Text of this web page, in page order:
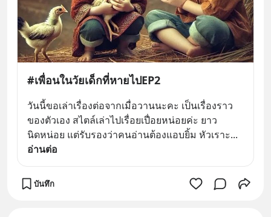
#เพื่อนในวัยเด็กที่หายไปEP2
วันนี้ขอเล่าเรื่องต่อจากเมื่อวานนะคะ เป็นเรื่องราว
ของตัวเอง สไตล์เล่าไปเรื่อยเปื่อยหน่อยค่ะ ยาว
นิดหน่อย แต่รับรองว่าคนอ่านต้องแอบยิ้ม หัวเราะ
อ่านต่อ
บันทึก